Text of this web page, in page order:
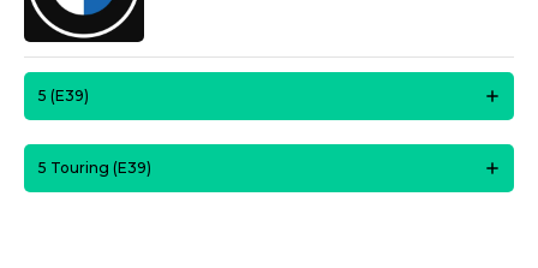
5 (E39)
5 Touring (E39)